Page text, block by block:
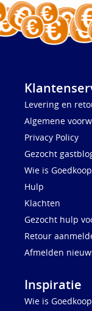
Levering en
Algemene
Privacy Policy
Gezocht
Wie is
Hulp
Klachten
Gezocht hulp
Retour
Afmelden
Inspiratie
Wie is